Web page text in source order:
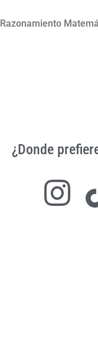
Razonamiento
¿Donde